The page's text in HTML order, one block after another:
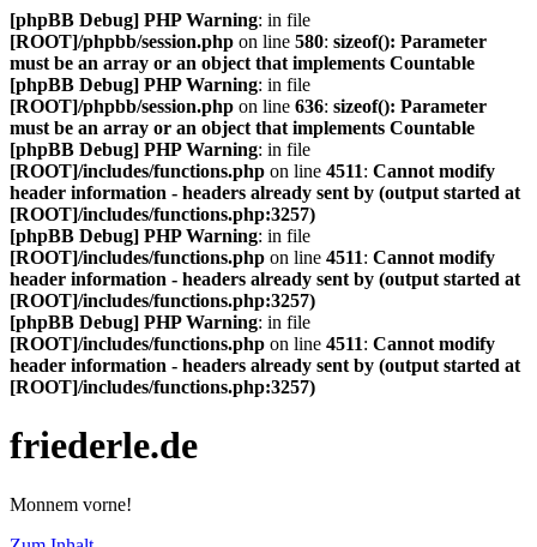
[phpBB Debug] PHP Warning: in file
[ROOT]/phpbb/session.php on line 580: sizeof(): Parameter
must be an array or an object that implements Countable
[phpBB Debug] PHP Warning: in file
[ROOT]/phpbb/session.php on line 636: sizeof(): Parameter
must be an array or an object that implements Countable
[phpBB Debug] PHP Warning: in file
[ROOT]/includes/functions.php on line 4511: Cannot modify
header information - headers already sent by (output started at
[ROOT]/includes/functions.php:3257)
[phpBB Debug] PHP Warning: in file
[ROOT]/includes/functions.php on line 4511: Cannot modify
header information - headers already sent by (output started at
[ROOT]/includes/functions.php:3257)
[phpBB Debug] PHP Warning: in file
[ROOT]/includes/functions.php on line 4511: Cannot modify
header information - headers already sent by (output started at
[ROOT]/includes/functions.php:3257)
friederle.de
Monnem vorne!